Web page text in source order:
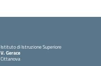
Istituto di Istruzione Superiore
V. Gerace
Cittanova